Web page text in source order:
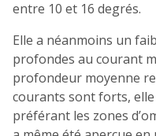
entre 10 et 16 degrés.
Elle a néanmoins un
profondes au courant
profondeur moyenne
courants sont forts, elle
préférant les zones